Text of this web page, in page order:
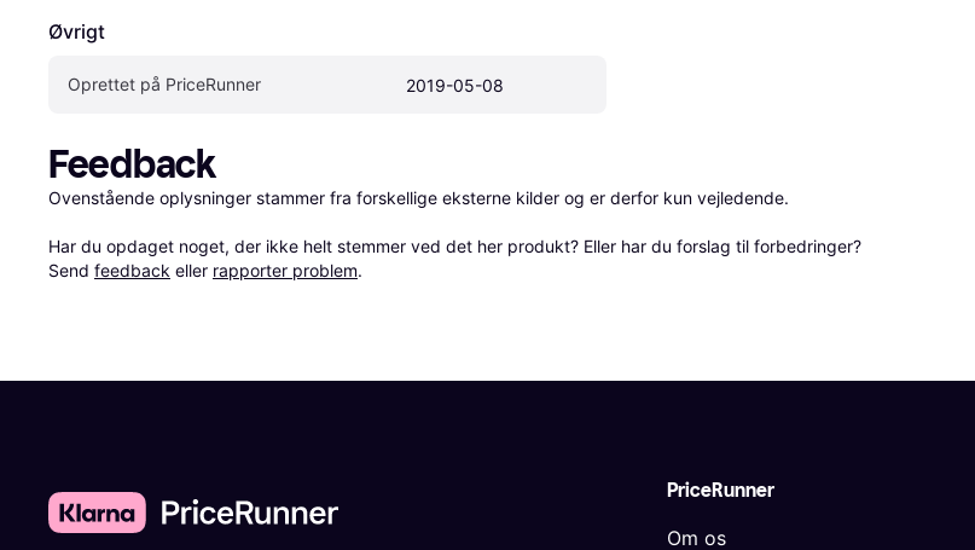
Øvrigt
Oprettet på PriceRunner 2019-05-08
Feedback
Ovenstående oplysninger stammer fra forskellige eksterne kilder og er derfor kun vejledende.
Har du opdaget noget, der ikke helt stemmer ved det her produkt? Eller har du forslag til forbedringer?
Send feedback eller rapporter problem.
PriceRunner
Om os